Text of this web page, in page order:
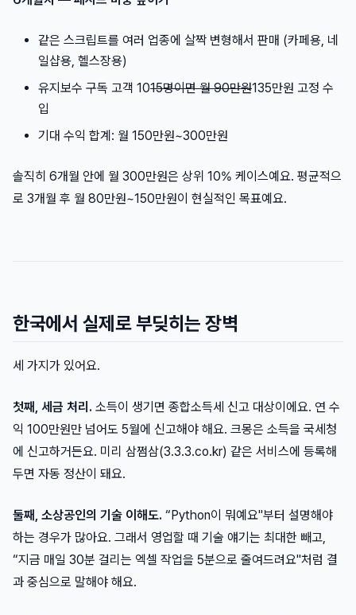
같은 스크립트를 여러 업종에 살짝 변형해서 판매 (카페용, 네
일샵용, 헬스장용)
유지보수 구독 고객 1015명이면 월 90만원135만원 고정 수
입
기대 수익 합계: 월 150만원~300만원
솔직히 6개월 안에 월 300만원은 상위 10% 케이스예요. 평균적으
로 3개월 후 월 80만원~150만원이 현실적인 목표예요.
한국에서 실제로 부딪히는 장벽
세 가지가 있어요.
첫째, 세금 처리. 소득이 생기면 종합소득세 신고 대상이에요. 연 수
익 100만원만 넘어도 5월에 신고해야 해요. 크몽은 소득을 국세청
에 신고하거든요. 미리 삼쩜삼(3.3.3.co.kr) 같은 서비스에 등록해
두면 자동 정산이 돼요.
둘째, 소상공인의 기술 이해도. “Python이 뭐예요"부터 설명해야
하는 경우가 많아요. 그래서 영업할 때 기술 얘기는 최대한 빼고,
“지금 매일 30분 걸리는 엑셀 작업을 5분으로 줄여드려요"처럼 결
과 중심으로 말해야 해요.